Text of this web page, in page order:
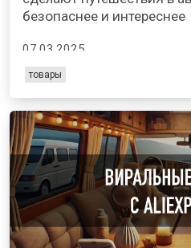
безопаснее и интереснее
07.03.2025
товары